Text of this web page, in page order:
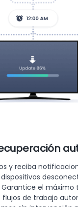
y reciba
el máximo
de trabajo